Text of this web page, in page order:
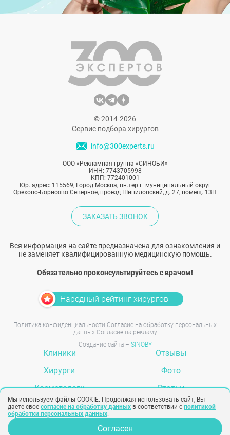
© 2014-2026
Сервис подбора хирургов
info@300experts.ru
ООО «Рекламная группа «СИНОБИ»
ИНН: 7743705998
КПП: 772401001
Юр. адрес: 115569, Город Москва, вн.тер.г. муниципальный округ
Орехово-Борисово Северное, проезд Шипиловский, д. 27, помещ. 13Н
ЗАКАЗАТЬ ЗВОНОК
Вся информация на сайте предназначена для ознакомления и
не заменяет квалифицированную медицинскую помощь.
Обязательно проконсультируйтесь с врачом!
Народный рейтинг хирургов
Политика конфиденциальности Согласие на обработку персональных
данных Согласие на рекламу
Создание сайта – SINOBY
Клиники
Хирурги
Косметологи
Услуги
Отзывы
Фото
Статьи
Вопрос-ответ
Мы используем файлы COOKIE. Продолжая использовать сайт, Вы
даете свое согласие на обработку данных в соответствии с политикой
обработки персональных данных.
Согласен